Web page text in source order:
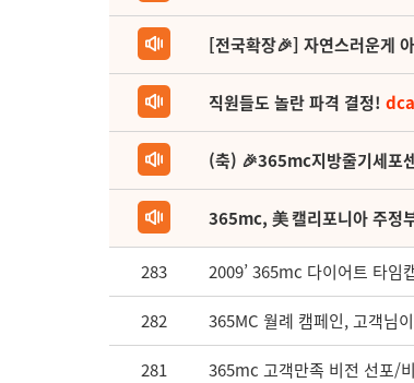
[전국확장🎉] 자연스러운게
직원들도 놀란 파격 결정!
(축) 🎉365mc지방줄기세포
365mc, 美 캘리포니아 주정
283 2009’ 365mc 다이어트 타임
282 365MC 월례 캠페인, 고객님
281 365mc 고객만족 비전 선포/